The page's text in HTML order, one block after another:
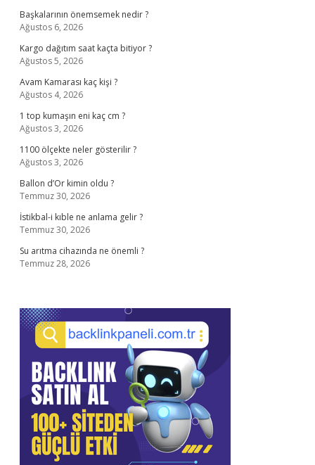
Başkalarının önemsemek nedir ?
Ağustos 6, 2026
Kargo dağıtım saat kaçta bitiyor ?
Ağustos 5, 2026
Avam Kamarası kaç kişi ?
Ağustos 4, 2026
1 top kumaşın eni kaç cm ?
Ağustos 3, 2026
1100 ölçekte neler gösterilir ?
Ağustos 3, 2026
Ballon d’Or kimin oldu ?
Temmuz 30, 2026
İstikbal-i kıble ne anlama gelir ?
Temmuz 30, 2026
Su arıtma cihazında ne önemli ?
Temmuz 28, 2026